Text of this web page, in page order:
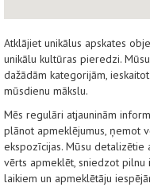
Atklājiet unikālus apskates
unikālu kultūras pieredzi.
dažādām kategorijām,
mūsdienu mākslu.
Mēs regulāri atjauninām
plānot apmeklējumus, ņemot
ekspozīcijas. Mūsu detalizētie
vērts apmeklēt, sniedzot pilnu
laikiem un apmeklētāju